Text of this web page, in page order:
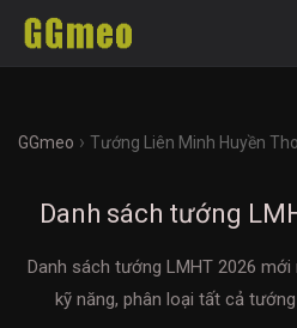
GGmeo › Tướng Liên Minh Huyền
Danh sách tướng
Danh sách tướng LMHT 2026
kỹ năng, phân loại tất cả